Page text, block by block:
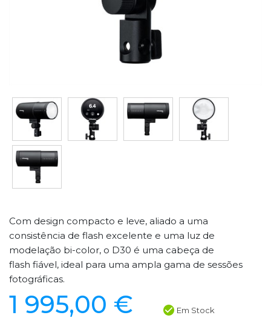
Com design compacto e leve, aliado a uma
consistência de flash excelente e uma luz de
modelação bi-color, o D30 é uma cabeça de
flash fiável, ideal para uma ampla gama de sessões
fotográficas.
1 995,00 € Em Stock